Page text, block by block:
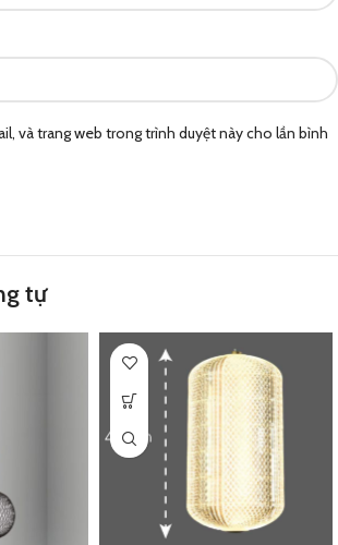
và trang web trong trình duyệt này cho lần bình
tự